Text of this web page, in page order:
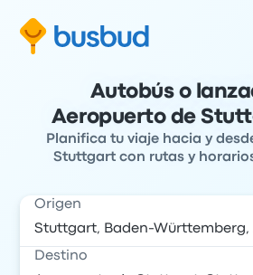
Autobús o
Aeropuerto de
Planifica tu viaje hacia y
Stuttgart con rutas y
Origen
Destino